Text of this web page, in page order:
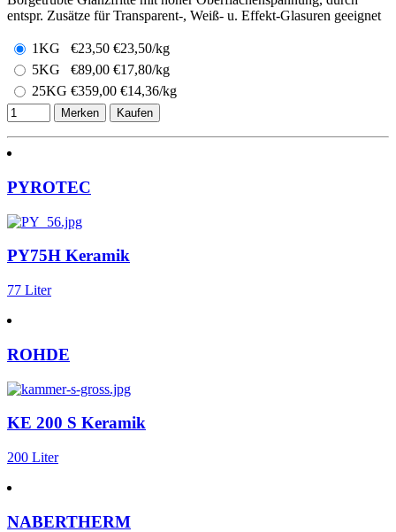
entspr. Zusätze für Transparent-, Weiß- u. Effekt-Glasuren geeignet
1KG €23,50 €23,50/kg
5KG
€89,00 €17,80/kg
25KG €359,00 €14,36/kg
Merken Kaufen
PYROTEC
PY75H Keramik
77 Liter
ROHDE
KE 200 S Keramik
200 Liter
NABERTHERM